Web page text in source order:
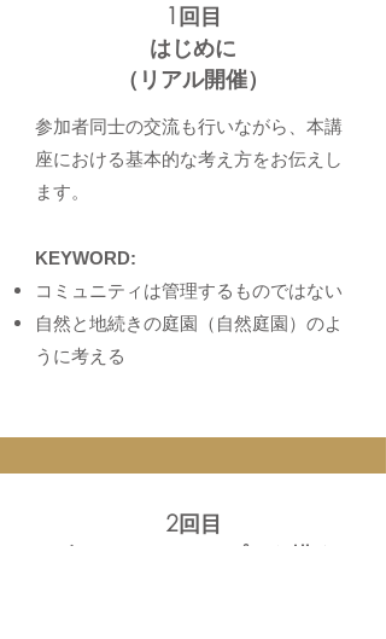
1回目
はじめに
（リアル開催）
​参加者同士の交流も行いながら、本講
座における基本的な考え方をお伝えし
ます。
​KEYWORD:
コミュニティは管理するものではない
自然と地続きの庭園（自然庭園）のよ
うに考える
2回目
ビジョンとコンセプトを描く